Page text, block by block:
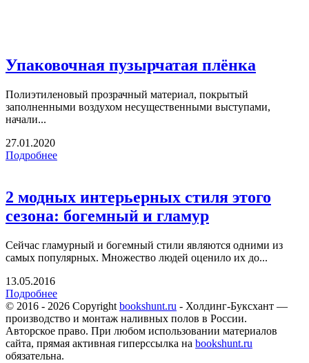
Упаковочная пузырчатая плёнка
Полиэтиленовый прозрачный материал, покрытый
заполненными воздухом несущественными выступами,
начали...
27.01.2020
Подробнее
2 модных интерьерных стиля этого
сезона: богемный и гламур
Сейчас гламурный и богемный стили являются одними из
самых популярных. Множество людей оценило их до...
13.05.2016
Подробнее
© 2016 - 2026 Copyright bookshunt.ru - Холдинг-Буксхант —
производство и монтаж наливных полов в России.
Авторское право. При любом использовании материалов
сайта, прямая активная гиперссылка на bookshunt.ru
обязательна.